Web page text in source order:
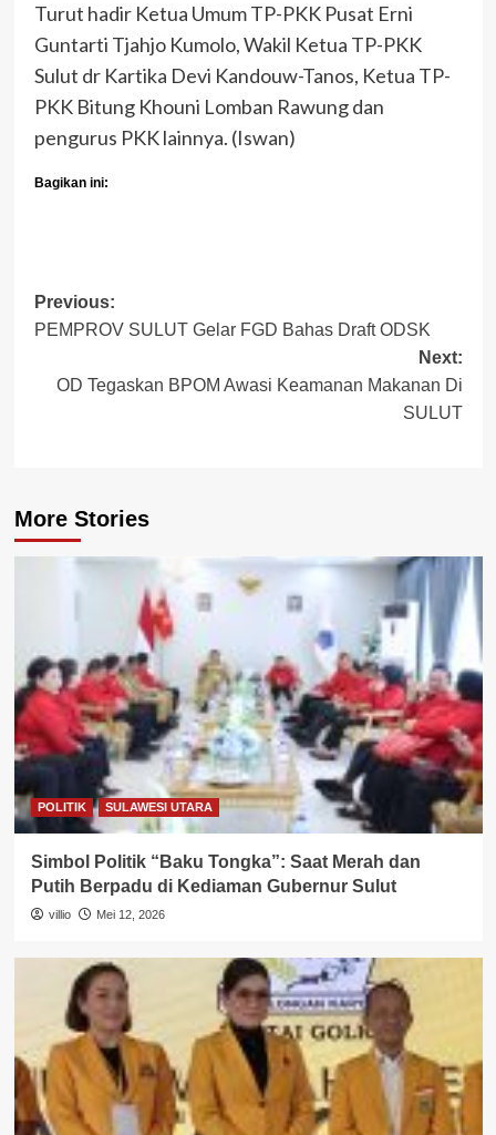
Turut hadir Ketua Umum TP-PKK Pusat Erni
Guntarti Tjahjo Kumolo, Wakil Ketua TP-PKK
Sulut dr Kartika Devi Kandouw-Tanos, Ketua TP-
PKK Bitung Khouni Lomban Rawung dan
pengurus PKK lainnya. (Iswan)
Bagikan ini:
Post
navigation
Previous:
PEMPROV SULUT Gelar FGD Bahas Draft ODSK
Next:
OD Tegaskan BPOM Awasi Keamanan Makanan Di
SULUT
More Stories
POLITIK SULAWESI UTARA
Simbol Politik “Baku Tongka”: Saat Merah dan
Putih Berpadu di Kediaman Gubernur Sulut
villio Mei 12, 2026